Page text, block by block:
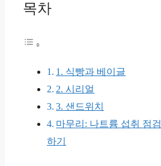
목차
1. 식빵과 베이글
2. 시리얼
3. 샌드위치
마무리: 나트륨 섭취 점검
하기